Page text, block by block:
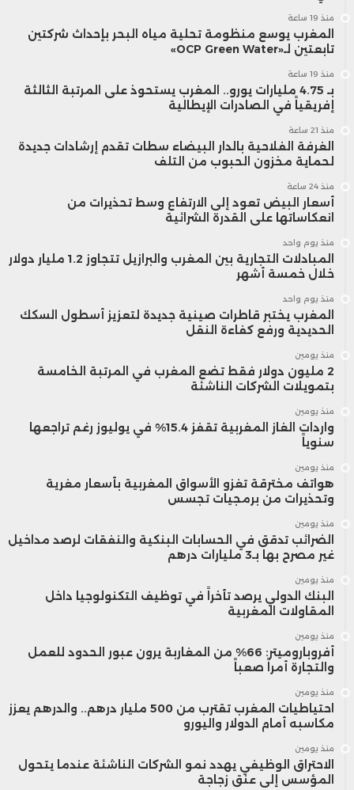
منذ 19 ساعة
المغرب يوسع منظومة تحلية مياه البحر بإحداث شركتين
تابعتين لـ«OCP Green Water»
منذ 19 ساعة
بـ 4.75 مليارات يورو.. المغرب يستحوذ على المرتبة الثالثة
إفريقياً في الصادرات الإيطالية
منذ 21 ساعة
الغرفة الفلاحية بالدار البيضاء سطات تقدم إرشادات جديدة
لحماية مخزون الحبوب من التلف
منذ 24 ساعة
أسعار البيض تعود إلى الارتفاع وسط تحذيرات من
انعكاساتها على القدرة الشرائية
منذ يوم واحد
المبادلات التجارية بين المغرب والبرازيل تتجاوز 1.2 مليار دولار
خلال خمسة أشهر
منذ يوم واحد
المغرب يختبر قاطرات صينية جديدة لتعزيز أسطول السكك
الحديدية ورفع كفاءة النقل
منذ يومين
2 مليون دولار فقط تضع المغرب في المرتبة الخامسة
بتمويلات الشركات الناشئة
منذ يومين
واردات الغاز المغربية تقفز 15.4% في يوليوز رغم تراجعها
سنوياً
منذ يومين
هواتف مخترقة تغزو الأسواق المغربية بأسعار مغرية
وتحذيرات من برمجيات تجسس
منذ يومين
الضرائب تدقق في الحسابات البنكية والنفقات لرصد مداخيل
غير مصرح بها بـ3 مليارات درهم
منذ يومين
البنك الدولي يرصد تأخراً في توظيف التكنولوجيا داخل
المقاولات المغربية
منذ يومين
أفروباروميتر: 66% من المغاربة يرون عبور الحدود للعمل
والتجارة أمراً صعباً
منذ يومين
احتياطيات المغرب تقترب من 500 مليار درهم.. والدرهم يعزز
مكاسبه أمام الدولار واليورو
منذ يومين
الاحتراق الوظيفي يهدد نمو الشركات الناشئة عندما يتحول
المؤسس إلى عنق زجاجة